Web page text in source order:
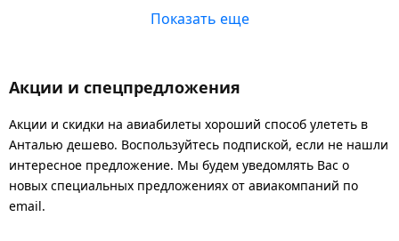
Показать еще
Акции и спецпредложения
Акции и скидки на авиабилеты хороший способ улететь в
Анталью дешево. Воспользуйтесь подпиской, если не нашли
интересное предложение. Мы будем уведомлять Вас о
новых специальных предложениях от авиакомпаний по
email.